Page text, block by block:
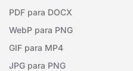
PDF para DOCX
WebP para PNG
GIF para MP4
JPG para PNG